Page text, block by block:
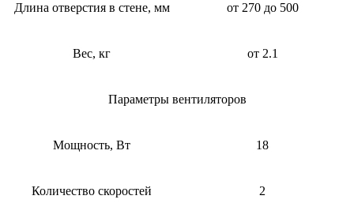
Длина отверстия в стене, мм от 270 до 500
Вес, кг от 2.1
Параметры вентиляторов
Мощность, Вт 18
Количество скоростей 2